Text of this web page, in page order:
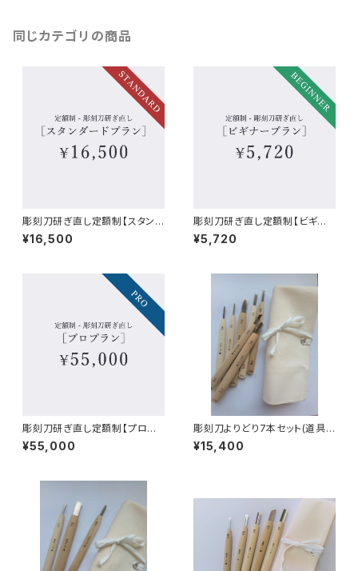
同じカテゴリの商品
彫刻刀研ぎ直し定額制【スタンダ
ードプラン】
¥16,500
彫刻刀研ぎ直し定額制【ビギナ
ープラン】
¥5,720
彫刻刀研ぎ直し定額制【プロプ
ラン】
¥55,000
彫刻刀よりどり7本セット(道具
袋付)
¥15,400